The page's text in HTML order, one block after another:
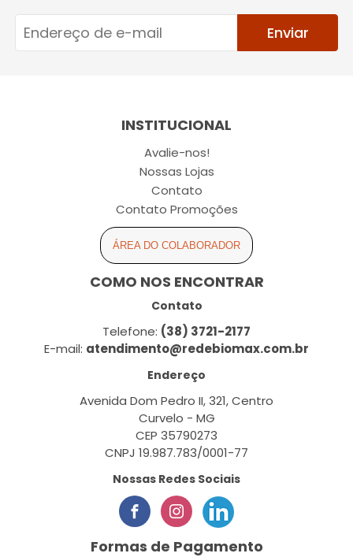
Enviar
INSTITUCIONAL
Avalie-nos!
Nossas Lojas
Contato
Contato Promoções
ÁREA DO COLABORADOR
COMO NOS ENCONTRAR
Contato
Telefone: (38) 3721-2177
E-mail: atendimento@redebiomax.com.br
Endereço
Avenida Dom Pedro II, 321, Centro
Curvelo - MG
CEP 35790273
CNPJ 19.987.783/0001-77
Nossas Redes Sociais
Formas de Pagamento